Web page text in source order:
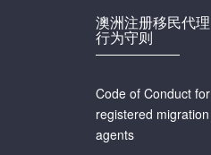
澳洲注册移民代理
行为守则
Code of Conduct for
registered migration
agents